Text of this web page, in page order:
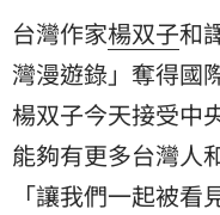
台灣作家楊双子和
灣漫遊錄」奪得國
楊双子今天接受中
能夠有更多台灣人
「讓我們一起被看